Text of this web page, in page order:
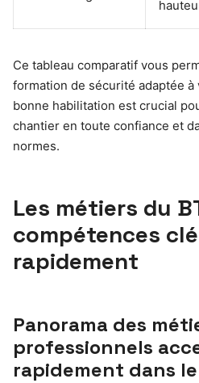
Ce tableau comparatif vous
formation de sécurité adaptée
bonne habilitation est crucial
chantier en toute confiance et
normes.
Les métiers du
compétences
rapidement
Panorama des
professionnels
rapidement dans le